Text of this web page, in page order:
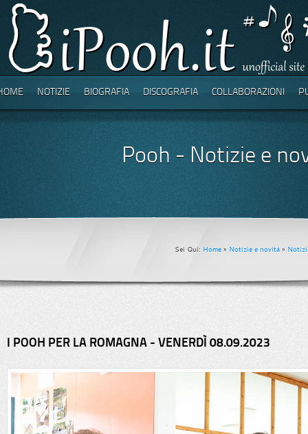
NOTIZIE BIOGRAFIA DISCOGRAFIA COLLABORAZIONI
Pooh - Notizie e
Sei Qui: Home » Notizie e novità »
I POOH PER LA ROMAGNA - VENERDÌ 08.09.2023